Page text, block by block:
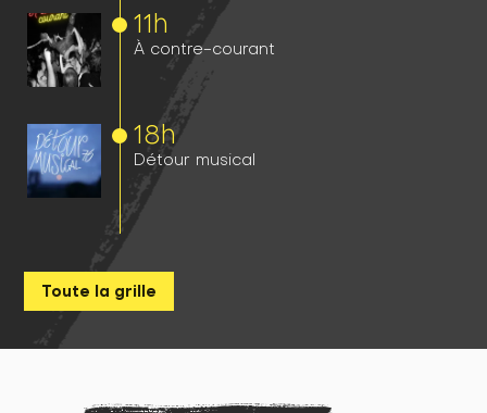
11h
À contre-courant
18h
Détour musical
Toute la grille